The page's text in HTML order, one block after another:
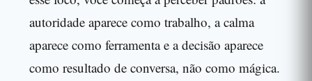
autoridade aparece como trabalho, a calma
aparece como ferramenta e a decisão aparece
como resultado de conversa, não como mágica.